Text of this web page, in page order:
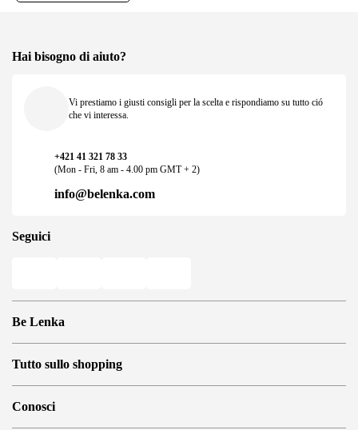
Be Lenka
Store Locator
Chi siamo
Be Lenka nei media
Tutto sullo shopping
Login
Conosci
Hai bisogno di aiuto?
Vi prestiamo i giusti consigli per la scelta e rispondiamo su tutto ció
che vi interessa.
+421 41 321 78 33
(Mon - Fri, 8 am - 4.00 pm GMT + 2)
info@belenka.com
Seguici